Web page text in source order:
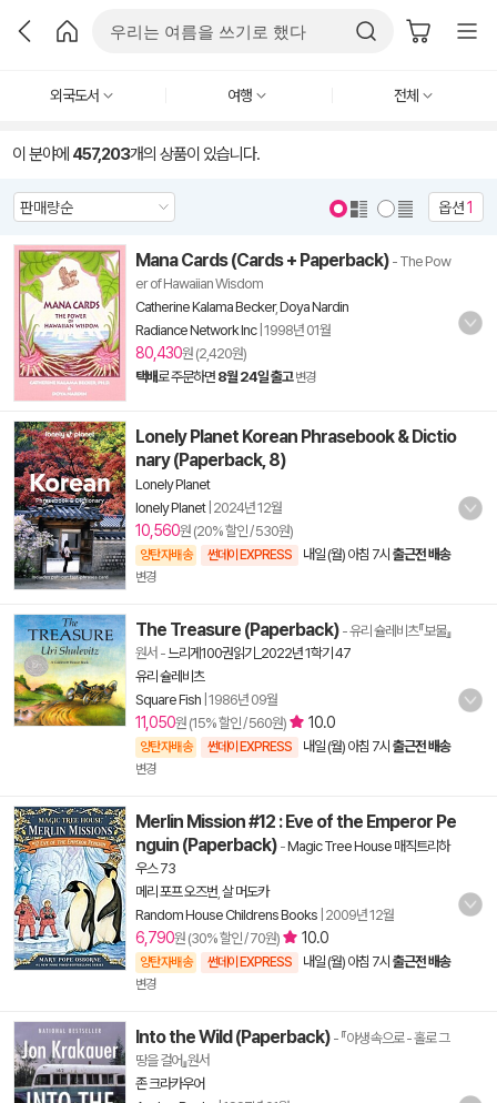
외국도서 여행 전체
이 분야에 457,203개의 상품이 있습니다.
옵션1
Mana Cards (Cards + Paperback) - The Pow
er of Hawaiian Wisdom
Catherine Kalama Becker,Doya Nardin
Radiance Network Inc| 1998년 01월
80,430원 (2,420원)
택배로 주문하면 8월 24일 출고 변경
Lonely Planet Korean Phrasebook & Dictio
nary (Paperback, 8)
Lonely Planet
lonely Planet| 2024년 12월
10,560원 (20% 할인 / 530원)
양탄자배송 썬데이 EXPRESS 내일 (월) 아침 7시 출근전 배송
변경
The Treasure (Paperback) - 유리 슐레비츠『보물』
원서 -느리게100권읽기_2022년 1학기 47
유리 슐레비츠
Square Fish 1986년 09월
11,050원 (15% 할인 / 560원) 10.0
양탄자배송 썬데이 EXPRESS 내일 (월) 아침 7시 출근전 배송
변경
Merlin Mission #12 : Eve of the Emperor Pe
nguin (Paperback) -Magic Tree House 매직트리하
우스 73
메리 포프 오즈번 살 머도카
Random House Childrens Books 2009년 12월
6,790원 (30% 할인 / 70원) 10.0
양탄자배송 썬데이 EXPRESS 내일 (월) 아침 7시 출근전 배송
변경
Into the Wild (Paperback) - 『야생 속으로 - 홀로 그
땅을 걸어』원서
존 크라카우어